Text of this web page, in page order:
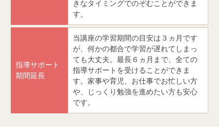
きなタイミングでのぞむことができま
す。
指導サポート
期間延長
当講座の学習期間の目安は３ヵ月です
が、何かの都合で学習が遅れてしまっ
ても大丈夫。最長６ヵ月まで、全ての
指導サポートを受けることができま
す。家事や育児、お仕事でお忙しい方
や、じっくり勉強を進めたい方も安心
です。